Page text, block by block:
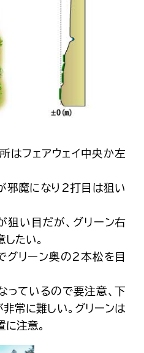
はフェアウェイ中央か左
邪魔になり2打目は狙い
狙い目だが、グリーン右
たい。
グリーン奥の2本松を目
っているので要注意、下
常に難しい。グリーンは
注意。